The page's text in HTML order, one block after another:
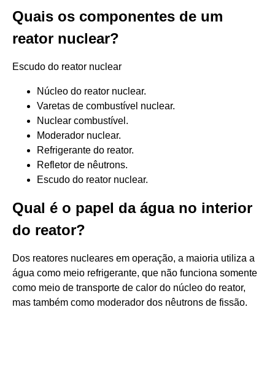
Quais os componentes de um
reator nuclear?
Escudo do reator nuclear
Núcleo do reator nuclear.
Varetas de combustível nuclear.
Nuclear combustível.
Moderador nuclear.
Refrigerante do reator.
Refletor de nêutrons.
Escudo do reator nuclear.
Qual é o papel da água no interior
do reator?
Dos reatores nucleares em operação, a maioria utiliza a
água como meio refrigerante, que não funciona somente
como meio de transporte de calor do núcleo do reator,
mas também como moderador dos nêutrons de fissão.